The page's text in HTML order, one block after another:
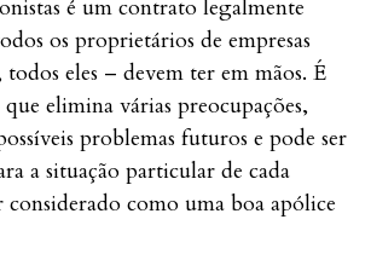
é um contrato legalmente
os proprietários de empresas
eles – devem ter em mãos. É
elimina várias preocupações,
problemas futuros e pode ser
a situação particular de cada
considerado como uma boa apólice